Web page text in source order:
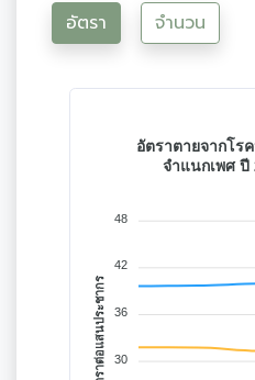
อัตรา จำนวน